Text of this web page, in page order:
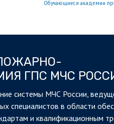
Обучающиеся академии
ГПС МЧС
системы МЧС России,
специалистов в области
и квалификационным